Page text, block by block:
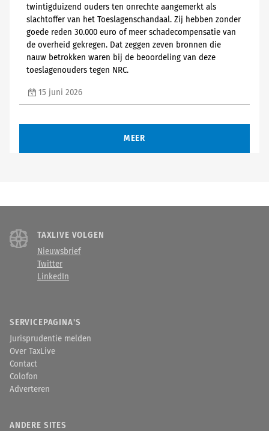
twintigduizend ouders ten onrechte aangemerkt als
slachtoffer van het Toeslagenschandaal. Zij hebben zonder
goede reden 30.000 euro of meer schadecompensatie van
de overheid gekregen. Dat zeggen zeven bronnen die
nauw betrokken waren bij de beoordeling van deze
toeslagenouders tegen NRC.
15 juni 2026
MEER
TAXLIVE VOLGEN
Nieuwsbrief
Twitter
LinkedIn
SERVICEPAGINA'S
Jurisprudentie melden
Over TaxLive
Contact
Colofon
Adverteren
ANDERE SITES